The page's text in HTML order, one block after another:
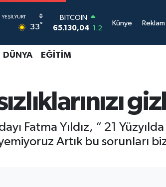
33°
DOLAR
47,7069 0.17
55,0265
6618.49
BİST100
Künye Reklam
DÜNYA EĞITIM
Fatma Yıldız, “ 21
Artık bu sorunları